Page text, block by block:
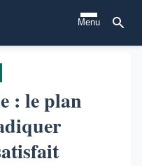
Menu
: le plan